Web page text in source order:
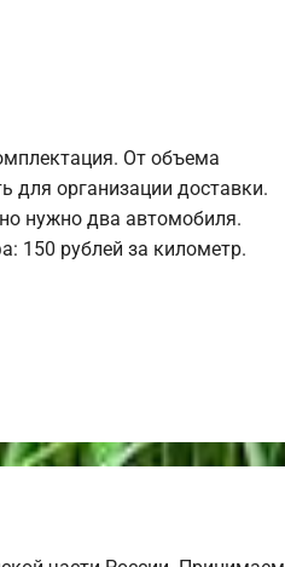
От объема
для организации доставки.
нужно два автомобиля.
150 рублей за километр.